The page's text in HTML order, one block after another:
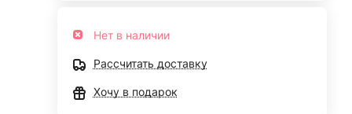
Нет в наличии
Рассчитать доставку
Хочу в подарок